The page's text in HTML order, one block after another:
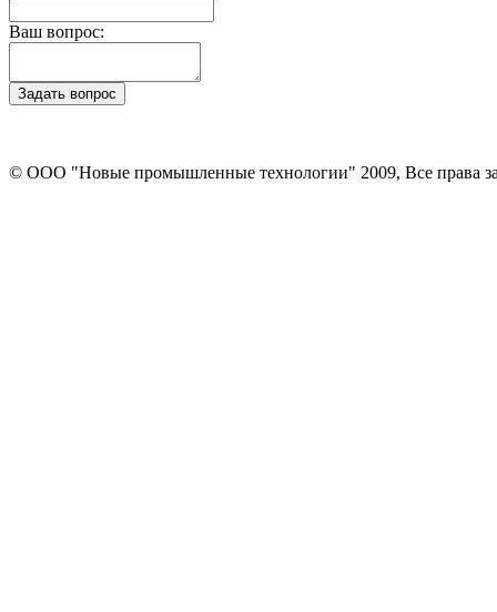
Ваш вопрос:
© ООО "Новые промышленные технологии" 2009, Все права